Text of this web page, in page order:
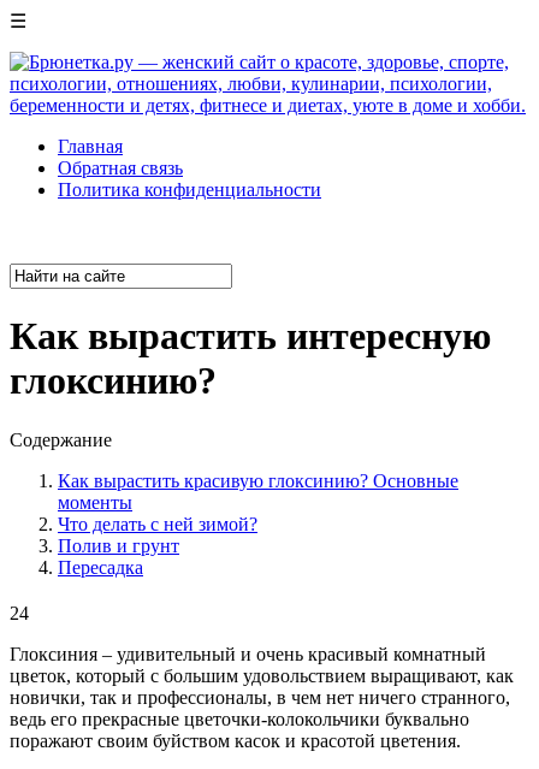
☰
Главная
Обратная связь
Политика конфиденциальности
Как вырастить интересную
глоксинию?
Содержание
Как вырастить красивую глоксинию? Основные
моменты
Что делать с ней зимой?
Полив и грунт
Пересадка
24
Глоксиния – удивительный и очень красивый комнатный
цветок, который с большим удовольствием выращивают, как
новички, так и профессионалы, в чем нет ничего странного,
ведь его прекрасные цветочки-колокольчики буквально
поражают своим буйством касок и красотой цветения.